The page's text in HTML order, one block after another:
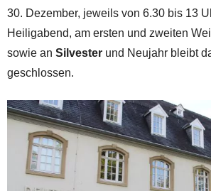
30. Dezember, jeweils von 6.30 bis 13
Heiligabend, am ersten und zweiten
sowie an Silvester und Neujahr bleibt
geschlossen.